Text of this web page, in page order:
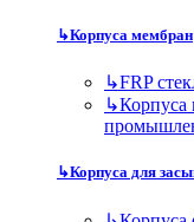
↳Корпуса мембран
↳FRP
↳Корпуса
↳Корпуса для